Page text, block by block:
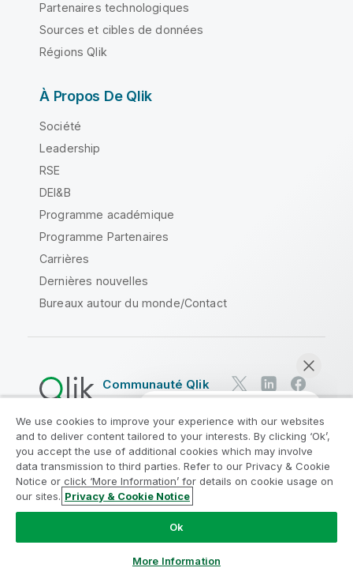
Discuter maintenant
Partenaires technologiques
Sources et cibles de données
Régions Qlik
À Propos De Qlik
Société
Leadership
RSE
DEI&B
Programme académique
Programme Partenaires
Carrières
Dernières nouvelles
Bureaux autour du monde/Contact
Communauté Qlik
Contrats juridiques
Conditions d'utilisation des produits
Legal Policies
Conditions légales
Conditions d'utilisation
Marques
Do Not Share My Info
Copyright © 1993-2026 QlikTech International AB. Tous
We use cookies to improve your experience with our websites
and to deliver content tailored to your interests. By clicking ‘Ok’,
you accept the use of additional cookies which may involve
data transmission to third parties. Refer to our Privacy & Cookie
Notice or click ‘More Information’ for details on cookie usage on
our sites. Privacy & Cookie Notice
Ok
More Information